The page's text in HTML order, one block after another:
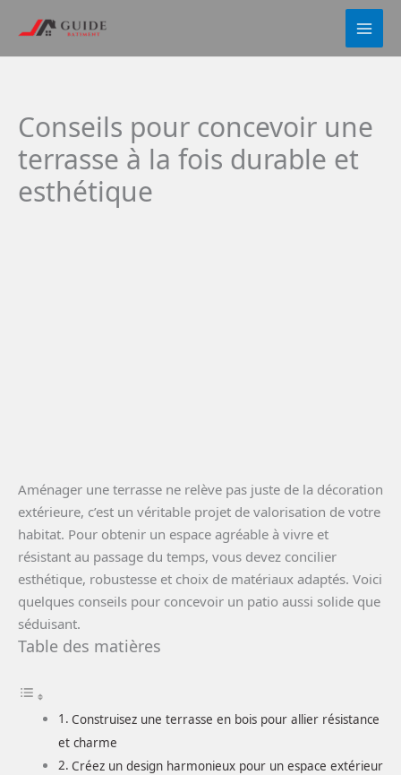
contenu
Conseils pour concevoir une
terrasse à la fois durable et
esthétique
Aménager une terrasse ne relève pas juste de la décoration
extérieure, c’est un véritable projet de valorisation de votre
habitat. Pour obtenir un espace agréable à vivre et
résistant au passage du temps, vous devez concilier
esthétique, robustesse et choix de matériaux adaptés. Voici
quelques conseils pour concevoir un patio aussi solide que
séduisant.
Table des matières
Construisez une terrasse en bois pour allier résistance
et charme
Créez un design harmonieux pour un espace extérieur